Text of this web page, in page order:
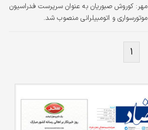
مهر: کوروش صبوریان به عنوان سرپرست فدراسیون
موتورسواری و اتومبیلرانی منصوب شد.
۱